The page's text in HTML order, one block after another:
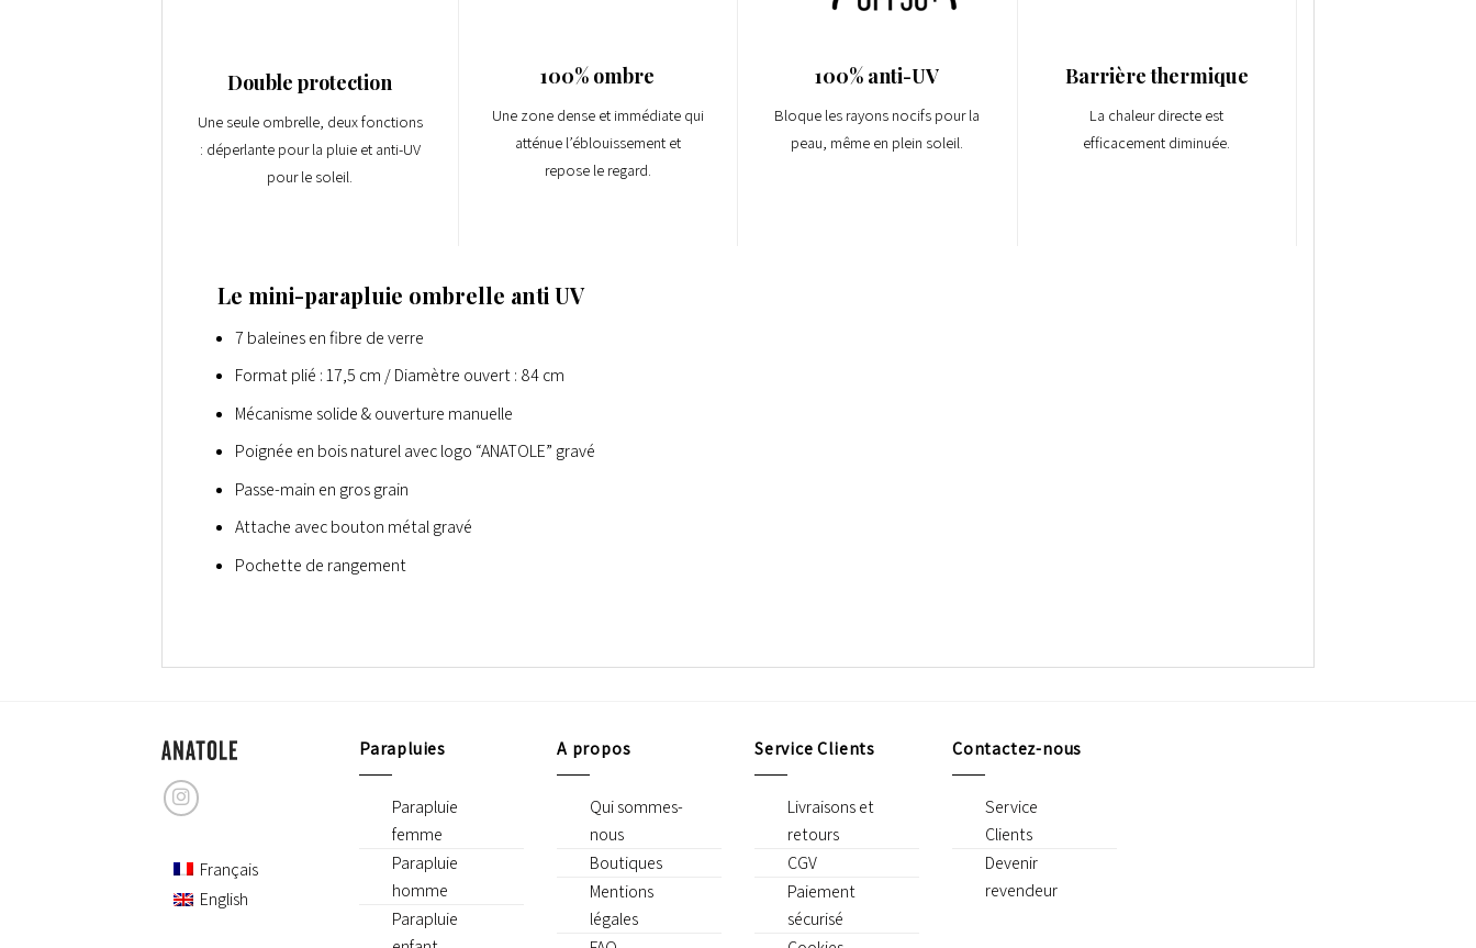
Double protection
Une seule ombrelle, deux fonctions
: déperlante pour la pluie et anti-UV
pour le soleil.
100% ombre
Une zone dense et immédiate qui
atténue l’éblouissement et
repose le regard.
100% anti-UV
Bloque les rayons nocifs pour la
peau, même en plein soleil.
Barrière thermique
La chaleur directe est
efficacement diminuée.
Le mini-parapluie ombrelle anti UV
7 baleines en fibre de verre
Format plié : 17,5 cm / Diamètre ouvert : 84 cm
Mécanisme solide & ouverture manuelle
Poignée en bois naturel avec logo “ANATOLE” gravé
Passe-main en gros grain
Attache avec bouton métal gravé
Pochette de rangement
Français
English
Parapluies
Parapluie
femme
Parapluie
homme
Parapluie
A propos
Qui sommes-
nous
Boutiques
Mentions
légales
Service Clients
Livraisons et
retours
CGV
Paiement
sécurisé
Contactez-nous
Service
Clients
Devenir
revendeur